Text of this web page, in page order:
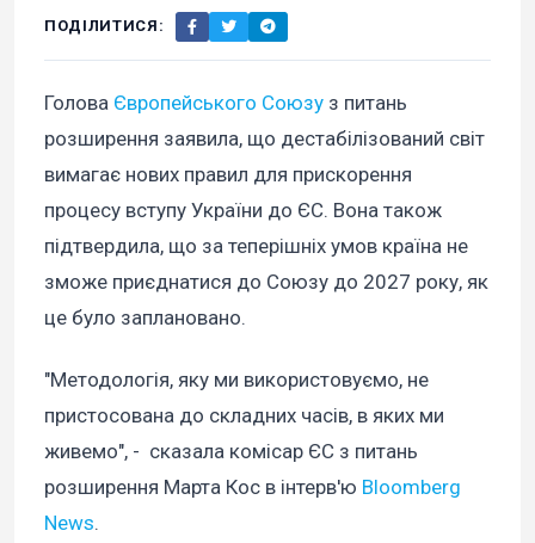
ПОДІЛИТИСЯ:
Голова Європейського Союзу з питань
розширення заявила, що дестабілізований світ
вимагає нових правил для прискорення
процесу вступу України до ЄС. Вона також
підтвердила, що за теперішніх умов країна не
зможе приєднатися до Союзу до 2027 року, як
це було заплановано.
"Методологія, яку ми використовуємо, не
пристосована до складних часів, в яких ми
живемо", - сказала комісар ЄС з питань
розширення Марта Кос в інтерв'ю Bloomberg
News.